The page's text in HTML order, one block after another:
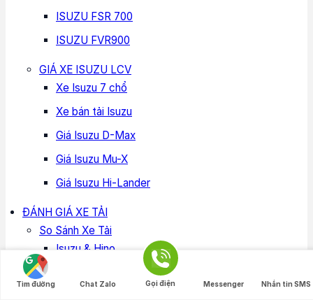
ISUZU FSR 700
ISUZU FVR900
GIÁ XE ISUZU LCV
Xe Isuzu 7 chổ
Xe bán tải Isuzu
Giá Isuzu D-Max
Giá Isuzu Mu-X
Giá Isuzu Hi-Lander
ĐÁNH GIÁ XE TẢI
So Sánh Xe Tải
Isuzu & Hino
Tìm đường Chat Zalo Gọi điện Messenger Nhắn tin SMS